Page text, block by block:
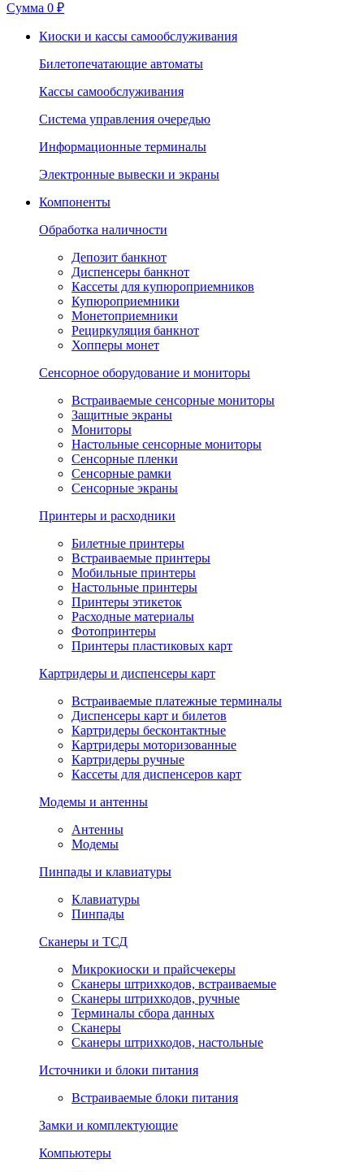
Сумма 0 ₽
Киоски и кассы самообслуживания
Билетопечатающие автоматы
Кассы самообслуживания
Система управления очередью
Информационные терминалы
Электронные вывески и экраны
Компоненты
Обработка наличности
Депозит банкнот
Диспенсеры банкнот
Кассеты для купюроприемников
Купюроприемники
Монетоприемники
Рециркуляция банкнот
Хопперы монет
Сенсорное оборудование и мониторы
Встраиваемые сенсорные мониторы
Защитные экраны
Мониторы
Настольные сенсорные мониторы
Сенсорные пленки
Сенсорные рамки
Сенсорные экраны
Принтеры и расходники
Билетные принтеры
Встраиваемые принтеры
Мобильные принтеры
Настольные принтеры
Принтеры этикеток
Расходные материалы
Фотопринтеры
Принтеры пластиковых карт
Картридеры и диспенсеры карт
Встраиваемые платежные терминалы
Диспенсеры карт и билетов
Картридеры бесконтактные
Картридеры моторизованные
Картридеры ручные
Кассеты для диспенсеров карт
Модемы и антенны
Антенны
Модемы
Пинпады и клавиатуры
Клавиатуры
Пинпады
Сканеры и ТСД
Микрокиоски и прайсчекеры
Сканеры штрихкодов, встраиваемые
Сканеры штрихкодов, ручные
Терминалы сбора данных
Сканеры
Сканеры штрихкодов, настольные
Источники и блоки питания
Встраиваемые блоки питания
Замки и комплектующие
Компьютеры